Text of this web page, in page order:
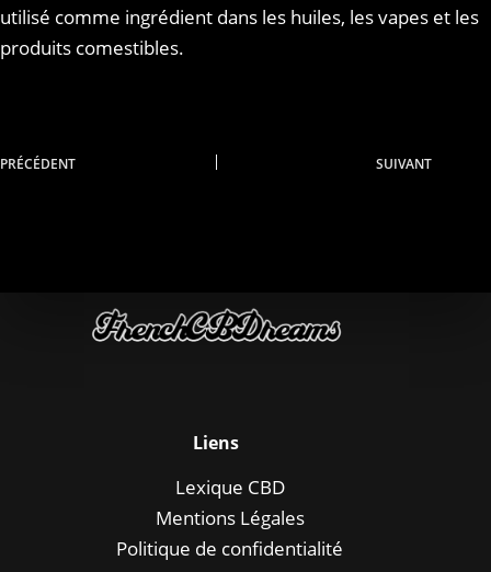
utilisé comme ingrédient dans les huiles, les vapes et les
produits comestibles.
PRÉCÉDENT SUIVANT
Liens
Lexique CBD
Mentions Légales
Politique de confidentialité